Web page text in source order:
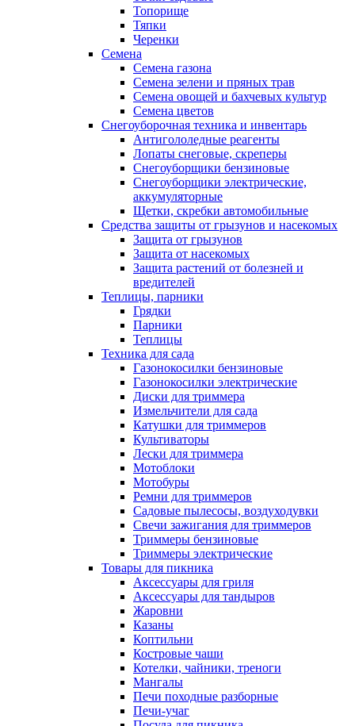
Топорище
Тяпки
Черенки
Семена
Семена газона
Семена зелени и пряных трав
Семена овощей и бахчевых культур
Семена цветов
Снегоуборочная техника и инвентарь
Антигололедные реагенты
Лопаты снеговые, скреперы
Снегоуборщики бензиновые
Снегоуборщики электрические,
аккумуляторные
Щетки, скребки автомобильные
Средства защиты от грызунов и насекомых
Защита от грызунов
Защита от насекомых
Защита растений от болезней и
вредителей
Теплицы, парники
Грядки
Парники
Теплицы
Техника для сада
Газонокосилки бензиновые
Газонокосилки электрические
Диски для триммера
Измельчители для сада
Катушки для триммеров
Культиваторы
Лески для триммера
Мотоблоки
Мотобуры
Ремни для триммеров
Садовые пылесосы, воздуходувки
Свечи зажигания для триммеров
Триммеры бензиновые
Триммеры электрические
Товары для пикника
Аксессуары для гриля
Аксессуары для тандыров
Жаровни
Казаны
Коптильни
Костровые чаши
Котелки, чайники, треноги
Мангалы
Печи походные разборные
Печи-учаг